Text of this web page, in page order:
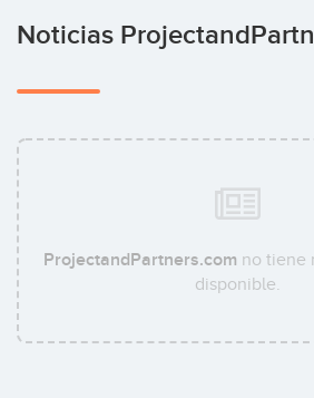
Noticias
ProjectandPartners.com no tiene
disponible.